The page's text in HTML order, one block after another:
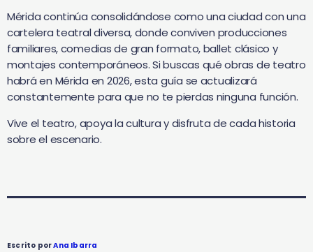
Mérida continúa consolidándose como una ciudad con una
cartelera teatral diversa, donde conviven producciones
familiares, comedias de gran formato, ballet clásico y
montajes contemporáneos. Si buscas qué obras de teatro
habrá en Mérida en 2026, esta guía se actualizará
constantemente para que no te pierdas ninguna función.
Vive el teatro, apoya la cultura y disfruta de cada historia
sobre el escenario.
Escrito porAna Ibarra